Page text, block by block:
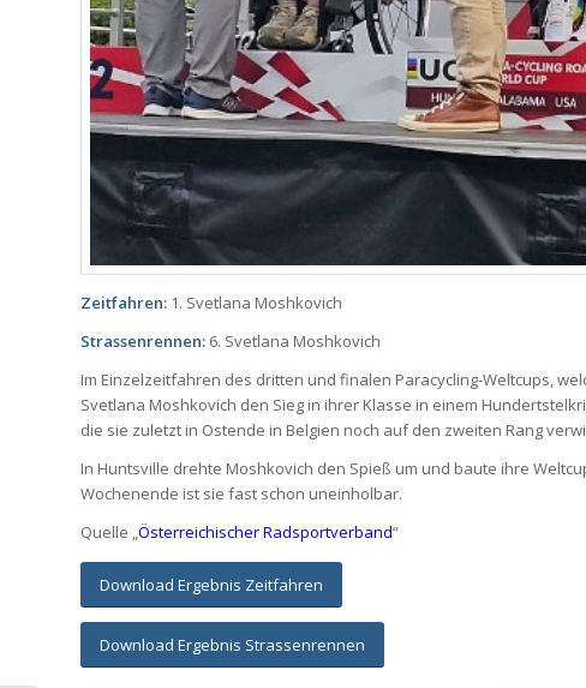
Zeitfahren: 1. Svetlana Moshkovich
Strassenrennen: 6. Svetlana Moshkovich
Im Einzelzeitfahren des dritten und finalen Paracycling-Weltcups,
Svetlana Moshkovich den Sieg in ihrer Klasse in einem
die sie zuletzt in Ostende in Belgien noch auf den zweiten Rang
In Huntsville drehte Moshkovich den Spieß um und baute ihre
Wochenende ist sie fast schon uneinholbar.
Quelle „Österreichischer Radsportverband“
Download Ergebnis Zeitfahren
Download Ergebnis Strassenrennen